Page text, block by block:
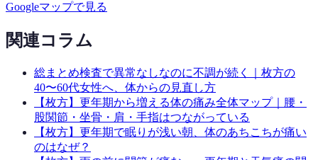
Googleマップで見る
関連コラム
総まとめ検査で異常なしなのに不調が続く｜枚方の
40〜60代女性へ、体からの見直し方
【枚方】更年期から増える体の痛み全体マップ｜腰・
股関節・坐骨・肩・手指はつながっている
【枚方】更年期で眠りが浅い朝、体のあちこちが痛い
のはなぜ？